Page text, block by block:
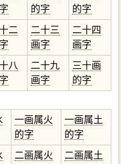
的字
的字
二
二十三
画字
二十四
画字
八
二十九
画字
三十画
的字
一画属火
的字
一画属土
的字
二画属火
二画属土